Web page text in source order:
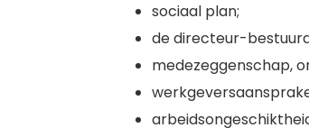
sociaal plan;
de directeur-
medezeggenschap,